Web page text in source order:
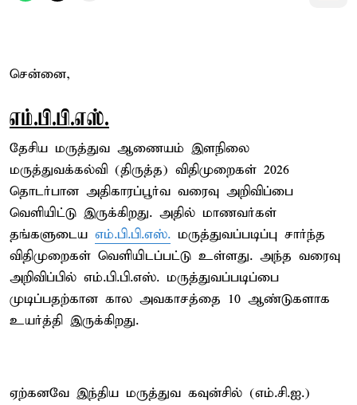
சென்னை,
எம்.பி.பி.எஸ்.
தேசிய மருத்துவ ஆணையம் இளநிலை
மருத்துவக்கல்வி (திருத்த) விதிமுறைகள் 2026
தொடர்பான அதிகாரப்பூர்வ வரைவு அறிவிப்பை
வெளியிட்டு இருக்கிறது. அதில் மாணவர்கள்
தங்களுடைய எம்.பி.பி.எஸ். மருத்துவப்படிப்பு சார்ந்த
விதிமுறைகள் வெளியிடப்பட்டு உள்ளது. அந்த வரைவு
அறிவிப்பில் எம்.பி.பி.எஸ். மருத்துவப்படிப்பை
முடிப்பதற்கான கால அவகாசத்தை 10 ஆண்டுகளாக
உயர்த்தி இருக்கிறது.
ஏற்கனவே இந்திய மருத்துவ கவுன்சில் (எம்.சி.ஐ.)